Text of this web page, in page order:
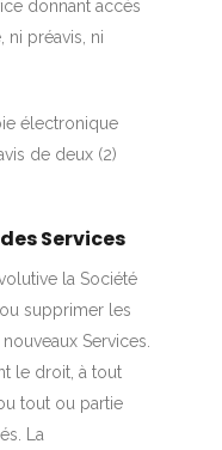
donnant accès
ni préavis, ni
de deux (2)
Services
la Société
supprimer les
Services.
le droit, à tout
tout ou partie
La